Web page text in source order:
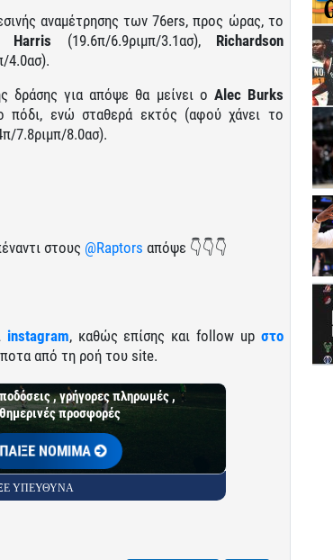
αναμέτρησης των 76ers, προς ώρας, το
Harris (19.6π/6.9ριμπ/3.1ασ), Richardson
4.0ασ).
δράσης για απόψε θα μείνει ο Alec Burks
πόδι, ενώ σταθερά εκτός (αφού χάνει το
7.8ριμπ/8.0ασ).
στους @Raptors απόψε 👇👇👇
instagram, καθώς επίσης και follow up στο
από τη ροή του site.
, γρήγορες πληρωμές ,
προσφορές
ΠΑΙΞΕ ΝΟΜΙΜΑ
ΥΠΕΥΘΥΝΑ